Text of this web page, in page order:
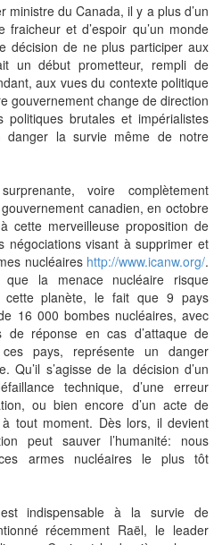
ministre du Canada, il y a plus d’un
et d’espoir qu’un monde
décision de ne plus participer aux
un début prometteur, rempli de
aux vues du contexte politique
gouvernement change de direction
politiques brutales et impérialistes
danger la survie même de notre
voire complètement
canadien, en octobre
cette merveilleuse proposition de
négociations visant à supprimer et
nucléaires http://www.icanw.org/.
la menace nucléaire risque
cette planète, le fait que 9 pays
16 000 bombes nucléaires, avec
de réponse en cas d’attaque de
pays, représente un danger
Qu’il s’agisse de la décision d’un
technique, d’une erreur
ou bien encore d’un acte de
tout moment. Dès lors, il devient
peut sauver l’humanité: nous
armes nucléaires le plus tôt
indispensable à la survie de
récemment Raël, le leader